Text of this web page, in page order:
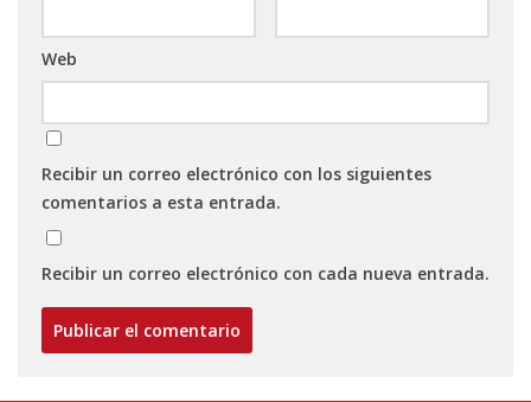
Web
Recibir un correo electrónico con los siguientes
comentarios a esta entrada.
Recibir un correo electrónico con cada nueva entrada.